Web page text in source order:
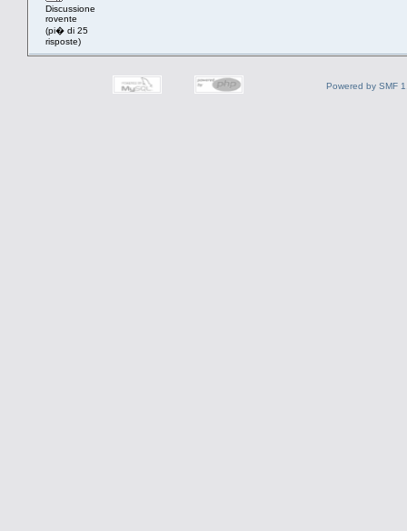
Discussione
rovente
(pi� di 25
risposte)
Powered by SMF